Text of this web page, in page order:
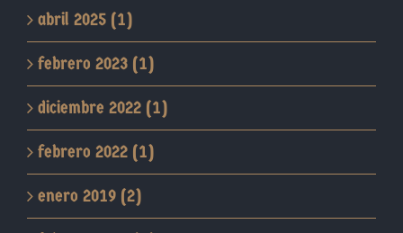
abril 2025 (1)
febrero 2023 (1)
diciembre 2022 (1)
febrero 2022 (1)
enero 2019 (2)